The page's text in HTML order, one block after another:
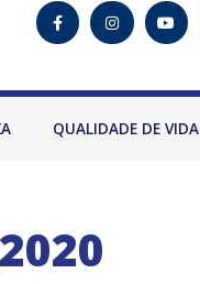
QUALIDADE DE VIDA